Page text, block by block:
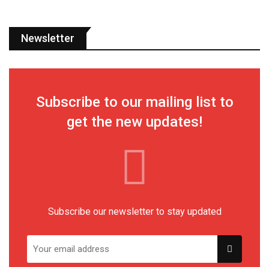
Newsletter
Subscribe to our mailing list to
get the new updates!
Subscribe our newsletter to stay updated